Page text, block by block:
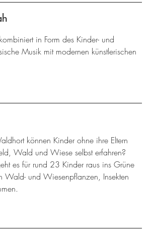
in Form des Kinder- und
Musik mit modernen künstlerischen
können Kinder ohne ihre Eltern
Wald und Wiese selbst erfahren?
es für rund 23 Kinder raus ins Grüne
Wald- und Wiesenpflanzen, Insekten